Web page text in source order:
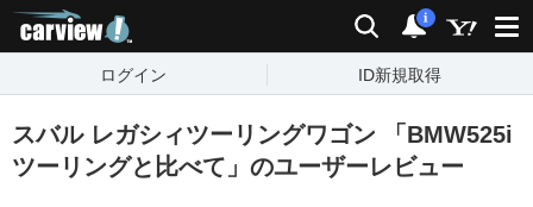
検索 通知
i
ログイン ID新規取得
スバル レガシィツーリングワゴン 「BMW525i
ツーリングと比べて」のユーザーレビュー